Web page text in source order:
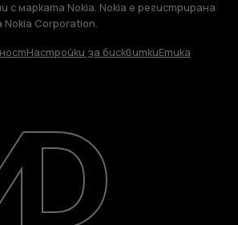
употреба,
с марката Nokia. Nokia е регистрирана
Nokia Corporation.
Настройки за бисквиткиЕтика